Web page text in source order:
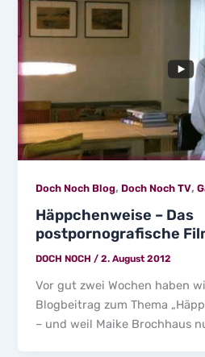
Doch Noch Blog, Doch Noch TV,
Häppchenweise – Das
postpornografische
DOCH NOCH/2. August 2012
Vor gut zwei Wochen haben
Blogbeitrag zum Thema
– und weil Maike Brochhaus